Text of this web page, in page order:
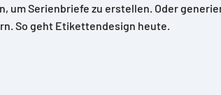
um Serienbriefe zu erstellen. Oder
So geht Etikettendesign heute.